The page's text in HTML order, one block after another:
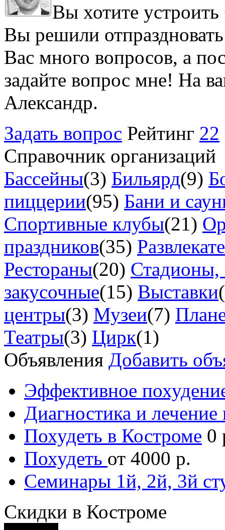
Вы хотите устроить
Вы решили
Вас много вопросов, а
задайте вопрос мне! На
Александр.
Задать вопрос Рейтинг 22
Справочник организаций
Бассейны(3) Бильярд(9)
пиццерии(95) Бани и
Спортивные клубы(21)
праздников(35)
Рестораны(20) Стадионы,
закусочные(15) Выставки
центры(3) Музеи(7)
Театры(3) Цирк(1)
Объявления Добавить
Эффективное
Диагностика и
Похудеть в Костроме 0
Похудеть от 4000 р.
Семинары 1й, 2й, 3й
Скидки в Костроме